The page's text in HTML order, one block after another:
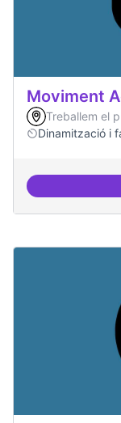
Moviment
Treballem el
Dinamització i